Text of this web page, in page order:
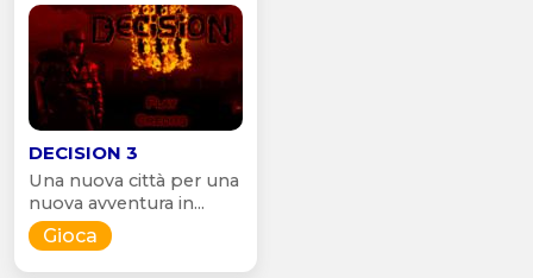
DECISION 3
Una nuova città per una
nuova avventura in...
Gioca